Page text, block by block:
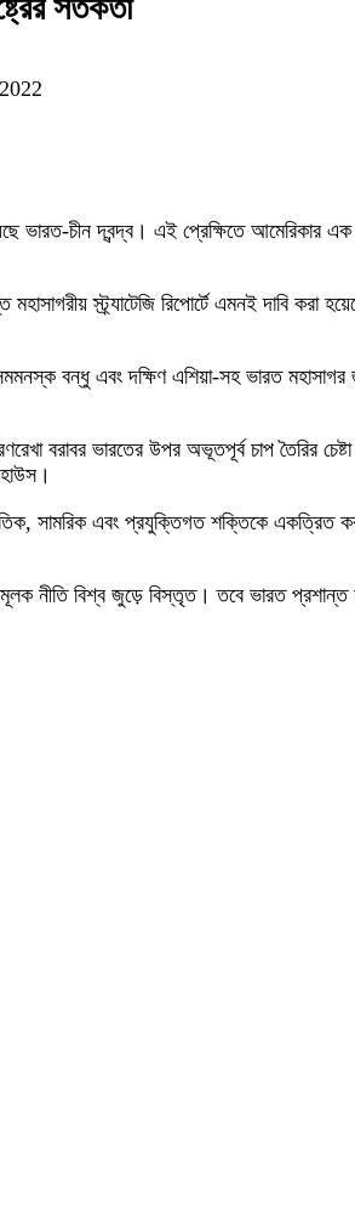
সতর্কতা
চীন দ্বন্দ্ব। এই প্রেক্ষিতে আমেরিকার এক
স্ট্র্যাটেজি রিপোর্টে এমনই দাবি করা
বন্ধু এবং দক্ষিণ এশিয়া-সহ ভারত
বরাবর ভারতের উপর অভূতপূর্ব চাপ তৈরির
সামরিক এবং প্রযুক্তিগত শক্তিকে
নীতি বিশ্ব জুড়ে বিস্তৃত। তবে ভারত